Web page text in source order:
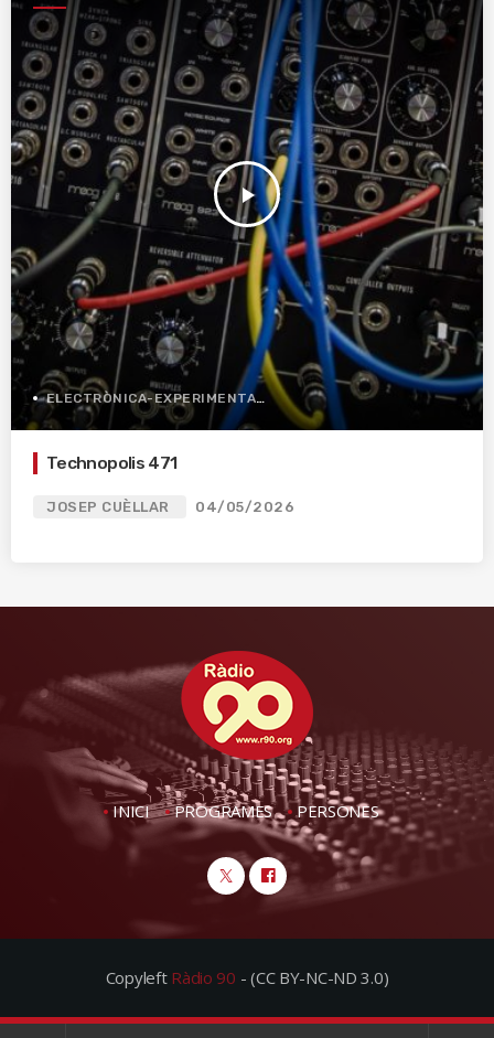
play_arrow
ELECTRÒNICA-EXPERIMENTAL
Technopolis 471
JOSEP CUÈLLAR 04/05/2026
INICI PROGRAMES PERSONES
Copyleft Ràdio 90 - (CC BY-NC-ND 3.0)